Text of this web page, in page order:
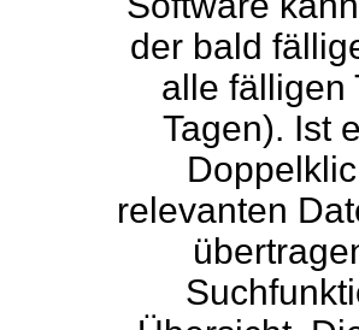
der bald
alle fälligen
Tagen). Ist
relevanten